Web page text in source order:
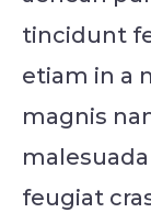
tincidunt
etiam in a
magnis
feugiat